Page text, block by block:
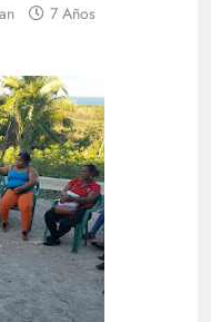
7 Años